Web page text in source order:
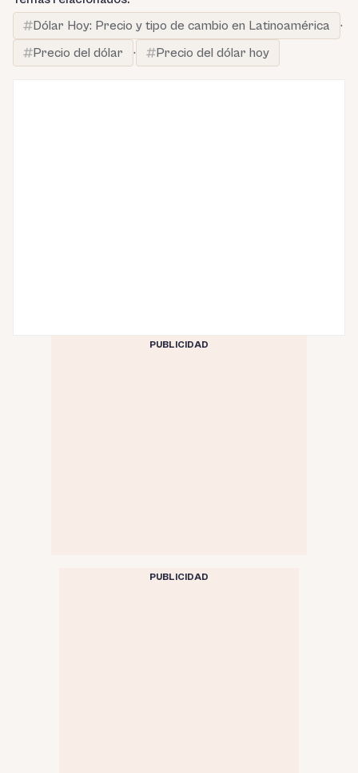
Dólar Hoy: Precio y tipo de cambio en Latinoamérica
·
Precio del dólar
· Precio del dólar hoy
PUBLICIDAD
PUBLICIDAD